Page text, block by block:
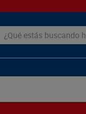
estás buscando hoy?